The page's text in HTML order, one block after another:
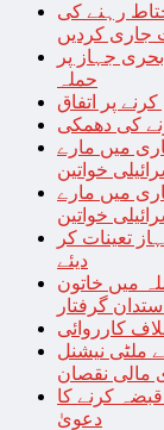
رہنے کی
جاری کردیں
جہاز پر
حملہ
پر اتفاق
کی دھمکی
میں مارے
خواتین
میں مارے
خواتین
بحری جہاز تعینات کر
دیئے
250 شہید ، رملہ میں خاتون
گرفتار
ملٹی نیشنل
مالی نقصان
کرنے کا
دعویٰ